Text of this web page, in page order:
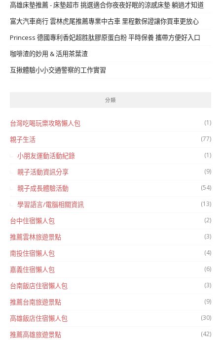
高雄床墊推薦 - 床墊超市 挑選適合你夜夜好眠的涼感床墊 躺過才知道
富大汽車商行 雲林虎尾推薦專業中古車 里程數保證讓你買車更放心
Princess 德國專利香妃超胜肽膠原蛋白粉 平時保養 攜帶方便好入口
咖啡渣的妙用 & 活用茶葉渣
互揪體驗小小交通警察的工作實習
分類
台灣吃喝玩樂攻略懶人包 (1)
親子生活 (77)
小朋友運動活動紀錄 (1)
親子活動資訊分享 (9)
親子成長體驗活動 (54)
學習語言/電腦相關資訊 (13)
台中住宿懶人包 (2)
推薦雲林旅遊景點 (3)
南投住宿懶人包 (4)
嘉義住宿懶人包 (6)
台南飯店住宿懶人包 (3)
推薦台南旅遊景點 (9)
高雄飯店住宿懶人包 (30)
推薦高雄旅遊景點 (42)